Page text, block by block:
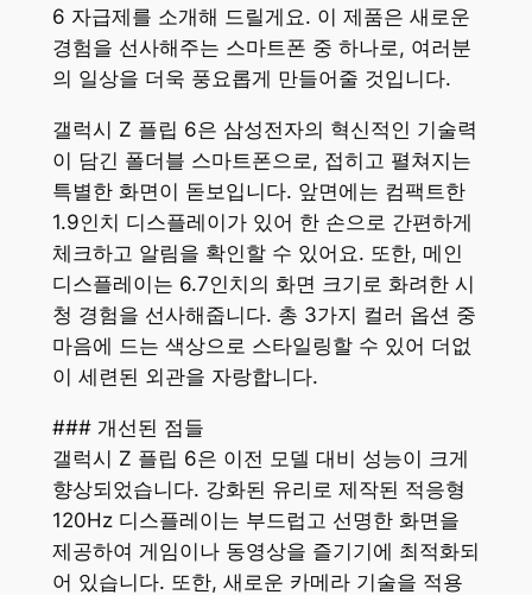
6 자급제를 소개해 드릴게요. 이 제품은 새로운
경험을 선사해주는 스마트폰 중 하나로, 여러분
의 일상을 더욱 풍요롭게 만들어줄 것입니다.
갤럭시 Z 플립 6은 삼성전자의 혁신적인 기술력
이 담긴 폴더블 스마트폰으로, 접히고 펼쳐지는
특별한 화면이 돋보입니다. 앞면에는 컴팩트한
1.9인치 디스플레이가 있어 한 손으로 간편하게
체크하고 알림을 확인할 수 있어요. 또한, 메인
디스플레이는 6.7인치의 화면 크기로 화려한 시
청 경험을 선사해줍니다. 총 3가지 컬러 옵션 중
마음에 드는 색상으로 스타일링할 수 있어 더없
이 세련된 외관을 자랑합니다.
### 개선된 점들
갤럭시 Z 플립 6은 이전 모델 대비 성능이 크게
향상되었습니다. 강화된 유리로 제작된 적응형
120Hz 디스플레이는 부드럽고 선명한 화면을
제공하여 게임이나 동영상을 즐기기에 최적화되
어 있습니다. 또한, 새로운 카메라 기술을 적용